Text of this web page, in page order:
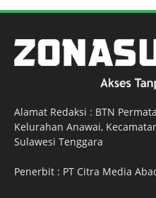
Alamat Redaksi : BTN
Kelurahan Anawai,
Sulawesi Tenggara
Penerbit : PT Citra Media